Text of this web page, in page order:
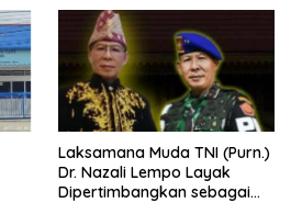
Laksamana Muda TNI (Purn.)
Dr. Nazali Lempo Layak
Dipertimbangkan sebagai